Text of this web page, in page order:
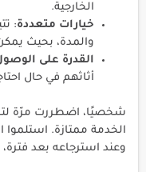
الخارجية.
خيارات متعددة:
والمدة، بحيث
القدرة على
أثاثهم في حال
شخصيًا، اضطررت مرّة
الخدمة ممتازة. استلموا
وعند استرجاعه بعد